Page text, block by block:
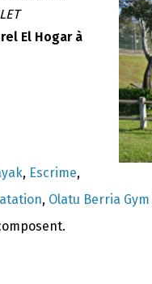
El Hogar à
, Escrime,
, Olatu Berria Gym